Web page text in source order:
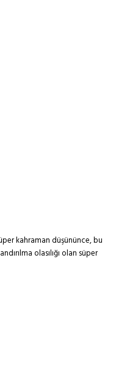
kahraman düşününce, bu
olasılığı olan süper